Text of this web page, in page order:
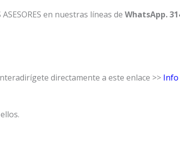
en nuestras líneas de WhatsApp.
directamente a este enlace >> Info